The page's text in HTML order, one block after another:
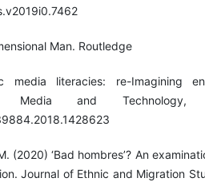
Man. Routledge
media literacies: re-Imagining
Media and Technology,
(2020) ‘Bad hombres’? An
Journal of Ethnic and Migration